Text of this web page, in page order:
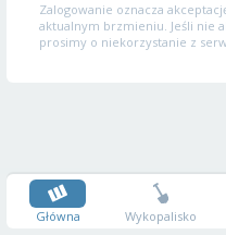
Zalogowanie oznacza
aktualnym brzmieniu. Jeśli nie
prosimy o niekorzystanie z
Główna Wykopalisko